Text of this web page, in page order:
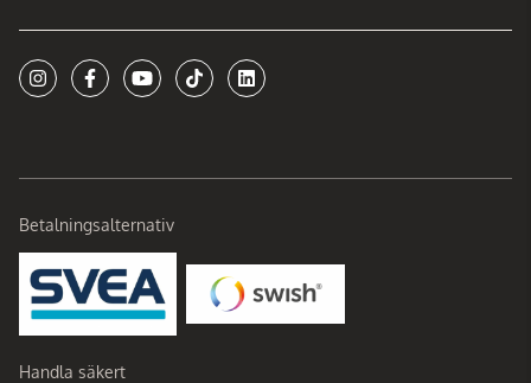
Betalningsalternativ
Handla säkert